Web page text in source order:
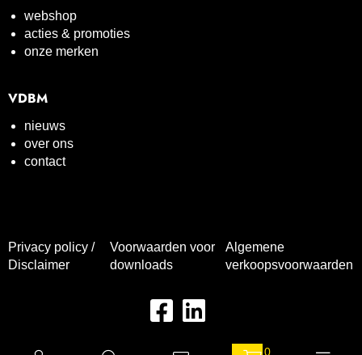
webshop
acties & promoties
onze merken
VDBM
nieuws
over ons
contact
Privacy policy /
Disclaimer
Voorwaarden voor
downloads
Algemene
verkoopsvoorwaarden
0